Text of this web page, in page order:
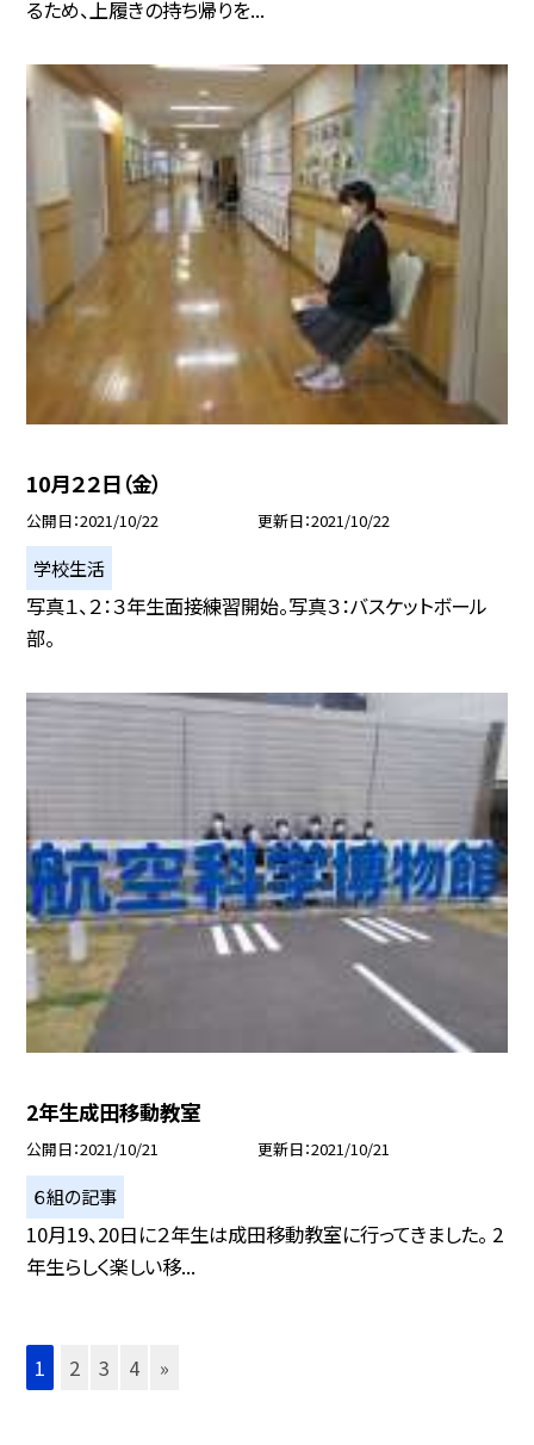
るため、上履きの持ち帰りを...
10月２２日（金）
公開日 2021/10/22 更新日 2021/10/22
学校生活
写真１、２：３年生面接練習開始。写真３：バスケットボール
部。
2年生成田移動教室
公開日 2021/10/21 更新日 2021/10/21
６組の記事
10月19、20日に２年生は成田移動教室に行ってきました。 2
年生らしく楽しい移...
1 2 3 4 »